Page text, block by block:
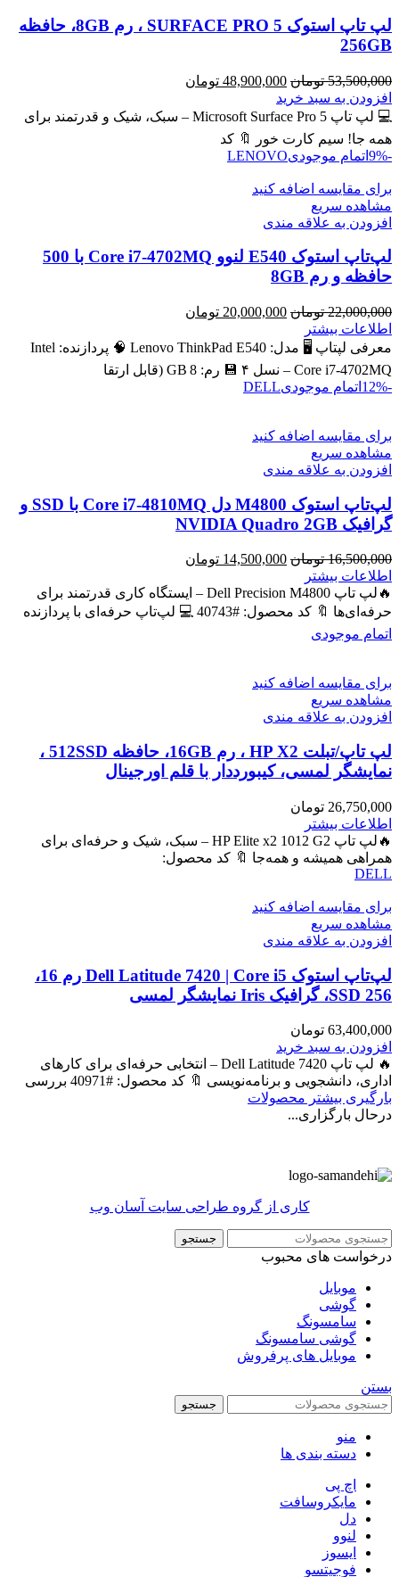
لپ تاپ استوک SURFACE PRO 5 ، رم 8GB، حافظه
256GB
53,500,000 تومان قیمت
اصلی
53,500,000 تومان
48,900,000 تومان
48,900,000 تومان
افزودن به سبد خرید
💻 لپ تاپ Microsoft Surface Pro 5 – سبک، شیک و قدرتمند برای
همه جا! سیم کارت خور 🔖 کد
-9%
اتمام موجودیLENOVO
برای مقایسه اضافه کنید
مشاهده سریع
افزودن به علاقه مندی
لپ‌تاپ استوک E540 لنوو Core i7-4702MQ با 500
حافظه و رم 8GB
22,000,000 تومان قیمت
22,000,000 تومان
20,000,000 تومان
20,000,000 تومان
است.
اطلاعات بیشتر
معرفی لپتاپ 🖥️ مدل: Lenovo ThinkPad E540 🧠 پردازنده: Intel
Core i7‑4702MQ – نسل ۴ 💾 رم: 8 GB (قابل ارتقا
-12%
اتمام موجودیDELL
برای مقایسه اضافه کنید
مشاهده سریع
افزودن به علاقه مندی
لپ‌تاپ استوک M4800 دل Core i7-4810MQ با SSD و
گرافیک NVIDIA Quadro 2GB
16,500,000 تومان قیمت
16,500,000 تومان
بود.
14,500,000 تومان
14,500,000 تومان
است.
اطلاعات بیشتر
🔥لپ تاپ Dell Precision M4800 – ایستگاه کاری قدرتمند برای
حرفه‌ای‌ها 🔖 کد محصول: #40743 💻 لپ‌تاپ حرفه‌ای با پردازنده
اتمام موجودی
برای مقایسه اضافه کنید
مشاهده سریع
افزودن به علاقه مندی
لپ تاپ/تبلت HP X2 ، رم 16GB، حافظه 512SSD ،
نمایشگر لمسی، کیبورددار با قلم اورجینال
26,750,000 تومان
اطلاعات بیشتر
🔥لپ تاپ HP Elite x2 1012 G2 – سبک، شیک و حرفه‌ای برای
همراهی همیشه و همه‌جا 🔖 کد محصول:
DELL
برای مقایسه اضافه کنید
مشاهده سریع
افزودن به علاقه مندی
لپ‌تاپ استوک Dell Latitude 7420 | Core i5 رم 16،
SSD 256، گرافیک Iris نمایشگر لمسی
63,400,000 تومان
افزودن به سبد خرید
🔥 لپ تاپ Dell Latitude 7420 – انتخابی حرفه‌ای برای کارهای
اداری، دانشجویی و برنامه‌نویسی 🔖 کد محصول: #40971 بررسی
بارگیری بیشتر محصولات
درحال بارگزاری...
کاری از گروه طراحی سایت آسان وب
جستجو
درخواست های محبوب
موبایل
گوشی
سامسونگ
گوشی سامسونگ
موبایل های پرفروش
بستن
جستجو
منو
دسته بندی ها
اچ پی
مایکروسافت
دل
لنوو
ایسوز
فوجیتسو